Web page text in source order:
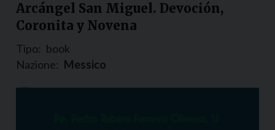
Arcángel San Miguel. Devoción,
Coronita y Novena
Tipo: book
Nazione: Messico